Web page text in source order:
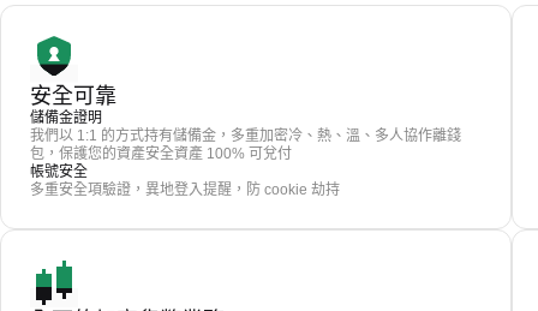
安全可靠
儲備金證明
我們以 1:1 的方式持有儲備金，多重加密冷、熱、溫、多人協作離錢
包，保護您的資產安全資產 100% 可兌付
帳號安全
多重安全項驗證，異地登入提醒，防 cookie 劫持